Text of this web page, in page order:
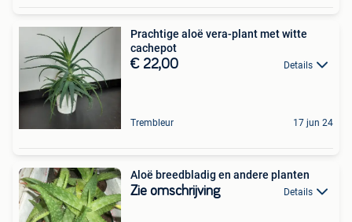
Prachtige aloë vera-plant met witte
cachepot
€ 22,00 Details
Trembleur 17 jun 24
Aloë breedbladig en andere planten
Zie omschrijving Details